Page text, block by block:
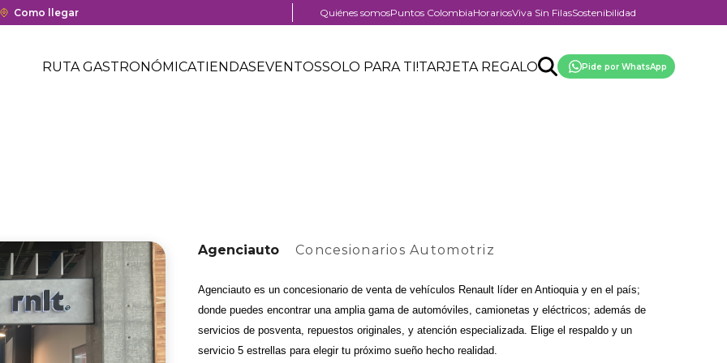
y cierre del centro comercial.
Enlace
Como llegar
Menú
Quiénes somosPuntos ColombiaHorariosViva Sin FilasSostenibilidad
Header
Menú
RUTA GASTRONÓMICATIENDASEVENTOSSOLO PARA TI!TARJETA REGALOSearch
Buscar
Enlace
Pide por WhatsApp
Agenciauto Concesionarios Automotriz
Agenciauto es un concesionario de venta de vehículos Renault líder en Antioquia y en el país;
donde puedes encontrar una amplia gama de automóviles, camionetas y eléctricos; además de
servicios de posventa, repuestos originales, y atención especializada. Elige el respaldo y un
servicio 5 estrellas para elegir tu próximo sueño hecho realidad.